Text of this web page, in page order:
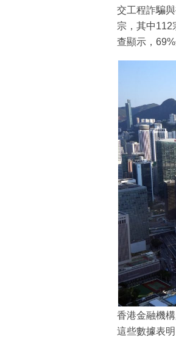
交工程詐騙
宗，其中112
查顯示，
香港金融機
這些數據表